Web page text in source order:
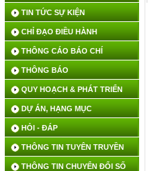
TIN TỨC SỰ KIỆN
CHỈ ĐẠO ĐIỀU HÀNH
THÔNG CÁO BÁO CHÍ
THÔNG BÁO
QUY HOẠCH & PHÁT TRIỂN
DỰ ÁN, HẠNG MỤC
HỎI - ĐÁP
THÔNG TIN TUYÊN TRUYỀN
THÔNG TIN CHUYỂN ĐỔI SỐ